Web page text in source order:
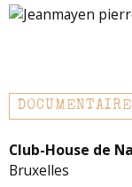
DOCUMENTAIRE
Club-House de
Bruxelles